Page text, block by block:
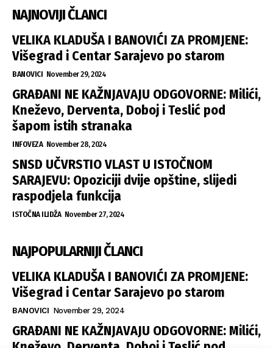
NAJNOVIJI ČLANCI
VELIKA KLADUŠA I BANOVIĆI ZA PROMJENE:
Višegrad i Centar Sarajevo po starom
BANOVICI November 29, 2024
GRAĐANI NE KAŽNJAVAJU ODGOVORNE: Milići,
Kneževo, Derventa, Doboj i Teslić pod
šapom istih stranaka
INFOVEZA November 28, 2024
SNSD UČVRSTIO VLAST U ISTOČNOM
SARAJEVU: Opoziciji dvije opštine, slijedi
raspodjela funkcija
ISTOČNA ILIDŽA November 27, 2024
NAJPOPULARNIJI ČLANCI
VELIKA KLADUŠA I BANOVIĆI ZA PROMJENE:
Višegrad i Centar Sarajevo po starom
BANOVICI November 29, 2024
GRAĐANI NE KAŽNJAVAJU ODGOVORNE: Milići,